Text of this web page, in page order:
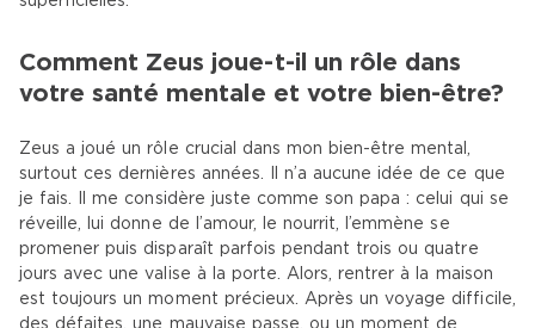
Comment Zeus joue-t-il un rôle dans
votre santé mentale et votre bien-être?
Zeus a joué un rôle crucial dans mon bien-être mental,
surtout ces dernières années. Il n’a aucune idée de ce que
je fais. Il me considère juste comme son papa : celui qui se
réveille, lui donne de l’amour, le nourrit, l’emmène se
promener puis disparaît parfois pendant trois ou quatre
jours avec une valise à la porte. Alors, rentrer à la maison
est toujours un moment précieux. Après un voyage difficile,
des défaites, une mauvaise passe, ou un moment de